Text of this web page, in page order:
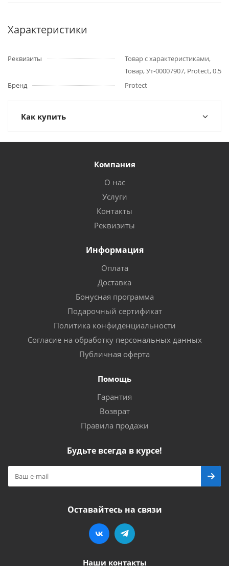
Характеристики
Реквизиты
Товар с характеристиками,
Товар, Ут-00007907, Protect, 0.5
Бренд
Protect
Как купить
Компания
О нас
Услуги
Контакты
Реквизиты
Информация
Оплата
Доставка
Бонусная программа
Подарочный сертификат
Политика конфиденциальности
Согласие на обработку персональных данных
Публичная оферта
Помощь
Гарантия
Возврат
Правила продажи
Будьте всегда в курсе!
Оставайтесь на связи
Наши контакты